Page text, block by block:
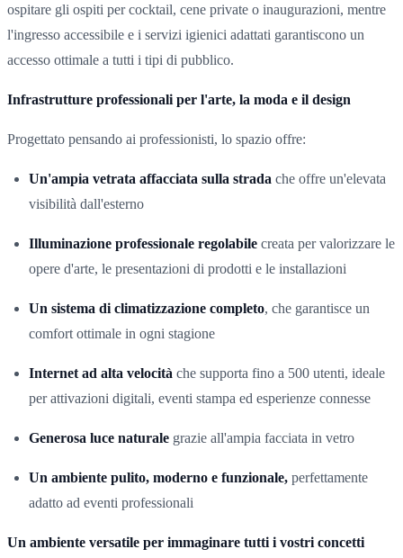
ospitare gli ospiti per cocktail, cene private o inaugurazioni, mentre
l'ingresso accessibile e i servizi igienici adattati garantiscono un
accesso ottimale a tutti i tipi di pubblico.
Infrastrutture professionali per l'arte, la moda e il design
Progettato pensando ai professionisti, lo spazio offre:
Un'ampia vetrata affacciata sulla strada che offre un'elevata
visibilità dall'esterno
Illuminazione professionale regolabile creata per valorizzare le
opere d'arte, le presentazioni di prodotti e le installazioni
Un sistema di climatizzazione completo, che garantisce un
comfort ottimale in ogni stagione
Internet ad alta velocità che supporta fino a 500 utenti, ideale
per attivazioni digitali, eventi stampa ed esperienze connesse
Generosa luce naturale grazie all'ampia facciata in vetro
Un ambiente pulito, moderno e funzionale, perfettamente
adatto ad eventi professionali
Un ambiente versatile per immaginare tutti i vostri concetti